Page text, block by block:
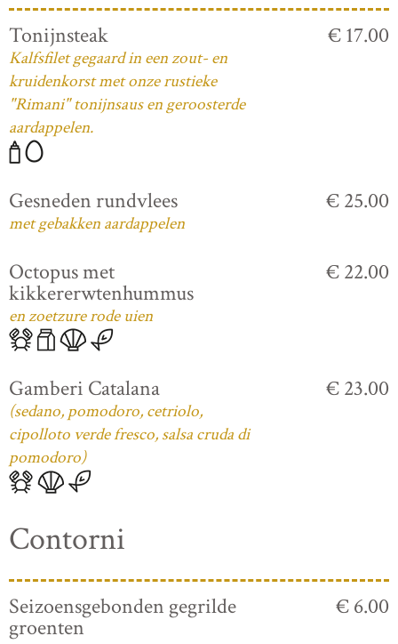
Tonijnsteak
Kalfsfilet gegaard in een zout- en
kruidenkorst met onze rustieke
"Rimani" tonijnsaus en geroosterde
aardappelen.
€ 17.00
Gesneden rundvlees
met gebakken aardappelen
€ 25.00
Octopus met
kikkererwtenhummus
en zoetzure rode uien
€ 22.00
Gamberi Catalana
(sedano, pomodoro, cetriolo,
cipolloto verde fresco, salsa cruda di
pomodoro)
€ 23.00
Contorni
Seizoensgebonden gegrilde
groenten
€ 6.00